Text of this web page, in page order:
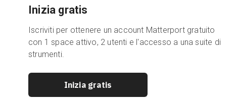
Inizia gratis
Iscriviti per ottenere un account Matterport gratuito
con 1 space attivo, 2 utenti e l'accesso a una suite di
strumenti.
Inizia gratis